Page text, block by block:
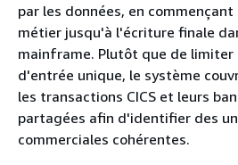
par les données, en
métier jusqu'à l'écriture finale
mainframe. Plutôt que de limiter
d'entrée unique, le système
les transactions CICS et leurs
partagées afin d'identifier des
commerciales cohérentes.